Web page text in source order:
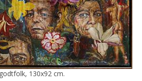
130x92 cm.